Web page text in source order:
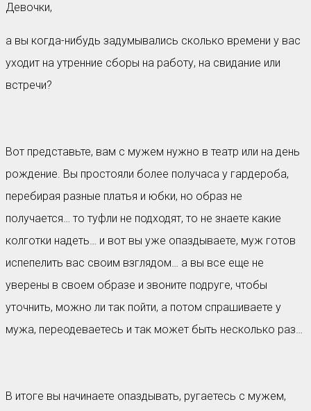
Девочки,
а вы когда-нибудь задумывались сколько времени у вас
уходит на утренние сборы на работу, на свидание или
встречи?
Вот представьте, вам с мужем нужно в театр или на день
рождение. Вы простояли более получаса у гардероба,
перебирая разные платья и юбки, но образ не
получается… то туфли не подходят, то не знаете какие
колготки надеть… и вот вы уже опаздываете, муж готов
испепелить вас своим взглядом… а вы все еще не
уверены в своем образе и звоните подруге, чтобы
уточнить, можно ли так пойти, а потом спрашиваете у
мужа, переодеваетесь и так может быть несколько раз…
В итоге вы начинаете опаздывать, ругаетесь с мужем,